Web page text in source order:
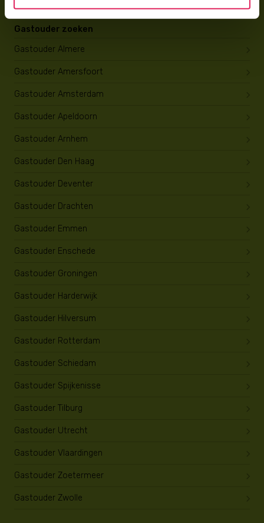
Gastouder zoeken
Gastouder Almere
Gastouder Amersfoort
Gastouder Amsterdam
Gastouder Apeldoorn
Gastouder Arnhem
Gastouder Den Haag
Gastouder Deventer
Gastouder Drachten
Gastouder Emmen
Gastouder Enschede
Gastouder Groningen
Gastouder Harderwijk
Gastouder Hilversum
Gastouder Rotterdam
Gastouder Schiedam
Gastouder Spijkenisse
Gastouder Tilburg
Gastouder Utrecht
Gastouder Vlaardingen
Gastouder Zoetermeer
Gastouder Zwolle